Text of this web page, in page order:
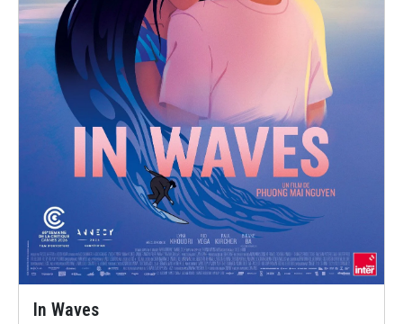
In Waves